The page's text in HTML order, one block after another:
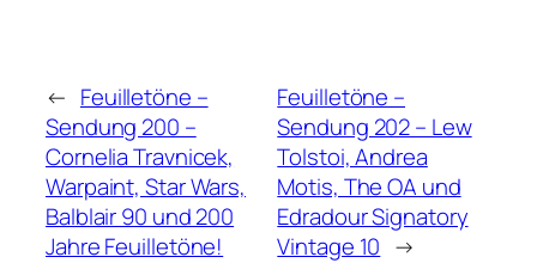
← Feuilletöne –
Sendung 200 –
Cornelia Travnicek,
Warpaint, Star Wars,
Balblair 90 und 200
Jahre Feuilletöne!
Feuilletöne –
Sendung 202 – Lew
Tolstoi, Andrea
Motis, The OA und
Edradour Signatory
Vintage 10 →